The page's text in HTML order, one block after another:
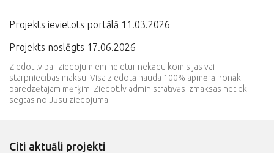
Projekts ievietots portālā 11.03.2026
Projekts noslēgts 17.06.2026
Ziedot.lv par ziedojumiem neietur nekādu komisijas vai
starpniecības maksu. Visa ziedotā nauda 100% apmērā nonāk
paredzētajam mērķim. Ziedot.lv administratīvās izmaksas netiek
segtas no Jūsu ziedojuma.
Citi aktuāli projekti